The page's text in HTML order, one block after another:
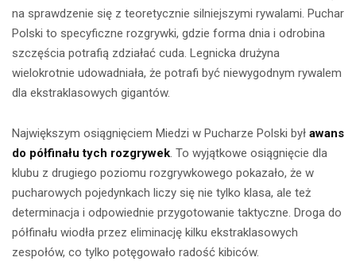
na sprawdzenie się z teoretycznie silniejszymi rywalami. Puchar
Polski to specyficzne rozgrywki, gdzie forma dnia i odrobina
szczęścia potrafią zdziałać cuda. Legnicka drużyna
wielokrotnie udowadniała, że potrafi być niewygodnym rywalem
dla ekstraklasowych gigantów.
Największym osiągnięciem Miedzi w Pucharze Polski był awans
do półfinału tych rozgrywek. To wyjątkowe osiągnięcie dla
klubu z drugiego poziomu rozgrywkowego pokazało, że w
pucharowych pojedynkach liczy się nie tylko klasa, ale też
determinacja i odpowiednie przygotowanie taktyczne. Droga do
półfinału wiodła przez eliminację kilku ekstraklasowych
zespołów, co tylko potęgowało radość kibiców.